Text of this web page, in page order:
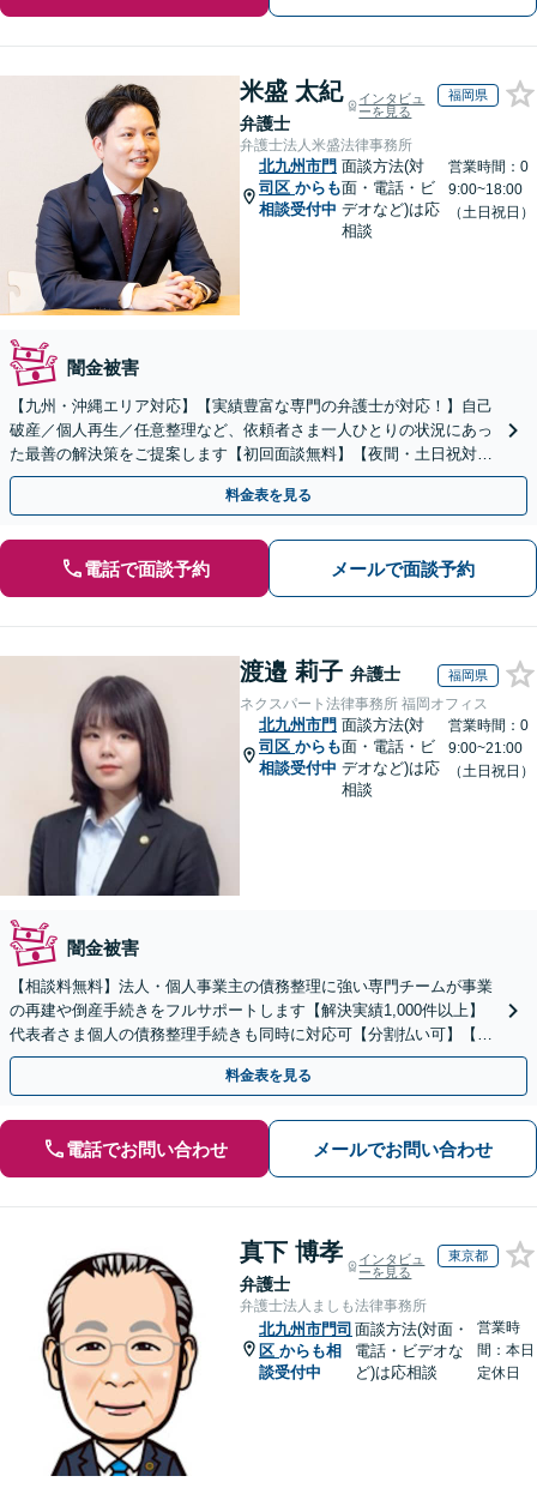
米盛 太紀
弁護士
インタビュ
ーを見る
福岡県
弁護士法人米盛法律事務所
北九州市門
司区 からも
相談受付中
面談方法(対
面・電話・ビ
デオなど)は応
相談
営業時間：0
9:00~18:00
（土日祝日）
闇金被害
【九州・沖縄エリア対応】【実績豊富な専門の弁護士が対応！】自己
破産／個人再生／任意整理など、依頼者さま一人ひとりの状況にあっ
た最善の解決策をご提案します【初回面談無料】【夜間・土日祝対応
可】【ビデオ面談可】
料金表を見る
電話で面談予約 メールで面談予約
渡邉 莉子 弁護士 福岡県
ネクスパート法律事務所 福岡オフィス
北九州市門
司区 からも
相談受付中
面談方法(対
面・電話・ビ
デオなど)は応
相談
営業時間：0
9:00~21:00
（土日祝日）
闇金被害
【相談料無料】法人・個人事業主の債務整理に強い専門チームが事業
の再建や倒産手続きをフルサポートします【解決実績1,000件以上】
代表者さま個人の債務整理手続きも同時に対応可【分割払い可】【後
払い応相談】【夜間・休日相談可】
料金表を見る
電話でお問い合わせ メールでお問い合わせ
真下 博孝
弁護士
インタビュ
ーを見る
東京都
弁護士法人ましも法律事務所
北九州市門司
区 からも相
談受付中
面談方法(対面・
電話・ビデオな
ど)は応相談
営業時
間：本日
定休日